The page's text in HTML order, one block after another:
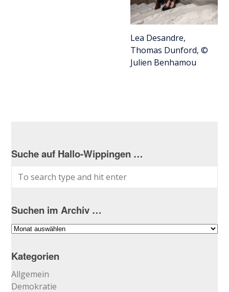
Lea Desandre,
Thomas Dunford, ©
Julien Benhamou
Suche auf Hallo-Wippingen …
Suchen im Archiv …
Suchen
Archiv
Kategorien
Allgemein
Demokratie